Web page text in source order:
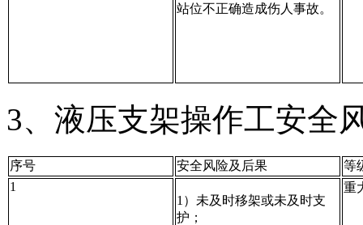
站位不正确造成伤人事故。
3、液压支架操作工安全
序号 安全风险及后果
等
1
1）未及时移架或未及时支
护；
重